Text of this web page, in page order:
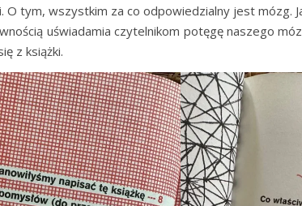
tym, wszystkim za co odpowiedzialny jest mózg.
uświadamia czytelnikom potęgę naszego
z książki.